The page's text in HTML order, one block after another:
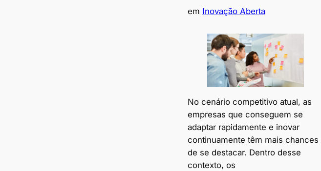
em Inovação Aberta
No cenário competitivo atual, as
empresas que conseguem se
adaptar rapidamente e inovar
continuamente têm mais chances
de se destacar. Dentro desse
contexto, os